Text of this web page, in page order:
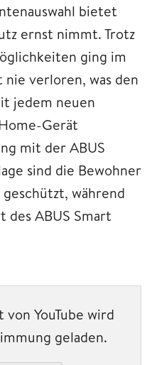
bietet
ernst nimmt. Trotz
ging im
verloren, was den
jedem neuen
Gerät
mit der ABUS
sind die Bewohner
während
des ABUS Smart
YouTube wird
geladen.